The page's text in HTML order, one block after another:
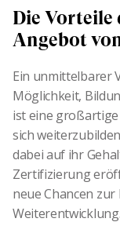
Die
Angebot
Ein unmittelbarer
Möglichkeit,
ist eine
sich
dabei auf ihr
Zertifizierung
neue Chancen
Weiterentwicklung.